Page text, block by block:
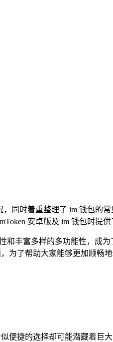
同时着重整理了 im 钱包的
安卓版及 im 钱包时提
丰富多样的多功能性，成
了帮助大家能够更加顺畅
便捷的选择却可能潜藏着巨